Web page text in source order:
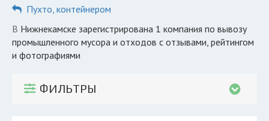
ПОЛЬЗОВАТЕЛЯМ
Компании
Экоблог
Личный кабинет
Пухто, контейнером
в Нижнекамске зарегистрирована 1 компания по вывозу
промышленного мусора и отходов с отзывами, рейтингом
и фотографиями
ФИЛЬТРЫ